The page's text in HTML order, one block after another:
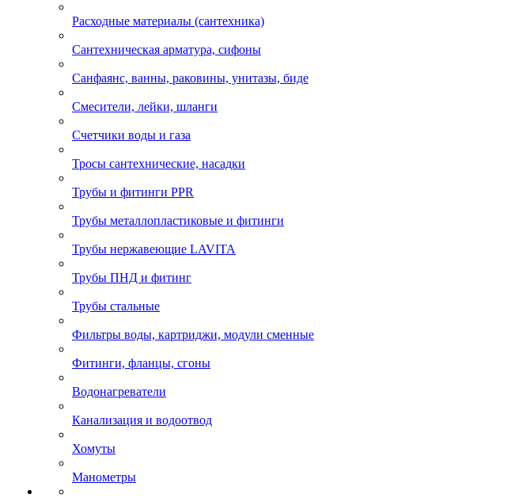
Расходные материалы (сантехника)
Сантехническая арматура, сифоны
Санфаянс, ванны, раковины, унитазы, биде
Смесители, лейки, шланги
Счетчики воды и газа
Тросы сантехнические, насадки
Трубы и фитинги PPR
Трубы металлопластиковые и фитинги
Трубы нержавеющие LAVITA
Трубы ПНД и фитинг
Трубы стальные
Фильтры воды, картриджи, модули сменные
Фитинги, фланцы, сгоны
Водонагреватели
Канализация и водоотвод
Хомуты
Манометры